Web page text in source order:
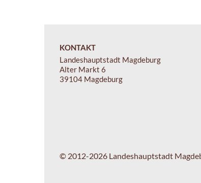
KONTAKT
Landeshauptstadt Magdeburg
Alter Markt 6
39104 Magdeburg
© 2012-2026 Landeshauptstadt